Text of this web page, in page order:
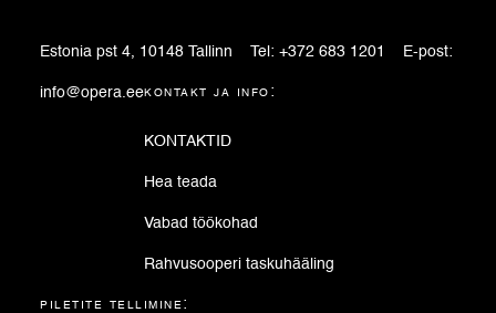
Estonia pst 4, 10148 Tallinn Tel: +372 683 1201 E-post:
info@opera.eekontakt ja info:
KONTAKTID
Hea teada
Vabad töökohad
Rahvusooperi taskuhääling
piletite tellimine: